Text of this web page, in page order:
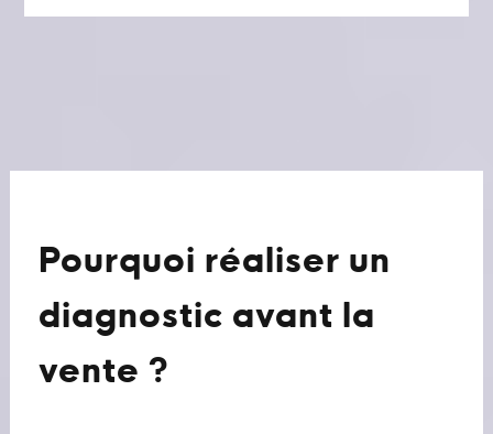
Pourquoi réaliser un
diagnostic avant la
vente ?